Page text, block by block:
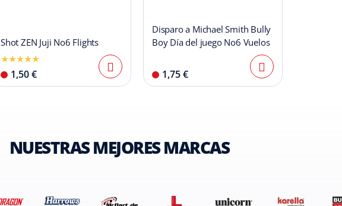
Shot ZEN Juji No6 Flights
1,50 €
Disparo a Michael Smith Bully
Boy Día del juego No6 Vuelos
1,75 €
NUESTRAS MEJORES MARCAS